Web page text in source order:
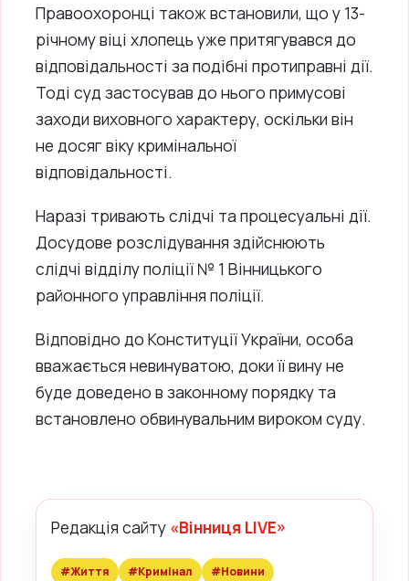
Правоохоронці також встановили, що у 13-
річному віці хлопець уже притягувався до
відповідальності за подібні протиправні дії.
Тоді суд застосував до нього примусові
заходи виховного характеру, оскільки він
не досяг віку кримінальної
відповідальності.
Наразі тривають слідчі та процесуальні дії.
Досудове розслідування здійснюють
слідчі відділу поліції № 1 Вінницького
районного управління поліції.
Відповідно до Конституції України, особа
вважається невинуватою, доки її вину не
буде доведено в законному порядку та
встановлено обвинувальним вироком суду.
Редакція сайту «Вінниця LIVE»
#Життя #Кримінал
#Новини